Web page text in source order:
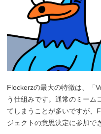
Flockerzの最大の特徴は、「
う仕組みです。通常のミーム
てしまうことが多いですが、
ジェクトの意思決定に参加で